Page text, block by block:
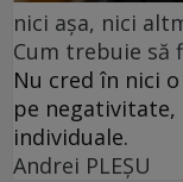
nici așa, nici
Cum trebuie să
Nu cred în nici
pe
individuale.
Andrei PLEŞU